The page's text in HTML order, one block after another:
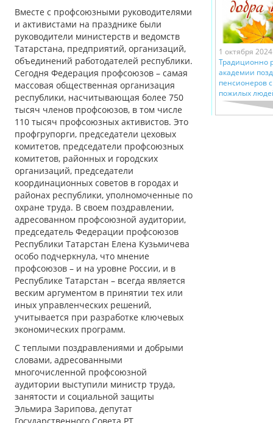
Вместе с профсоюзными руководителями
и активистами на празднике были
руководители министерств и ведомств
Татарстана, предприятий, организаций,
объединений работодателей республики.
Сегодня Федерация профсоюзов – самая
массовая общественная организация
республики, насчитывающая более 750
тысяч членов профсоюзов, в том числе
110 тысяч профсоюзных активистов. Это
профгрупорги, председатели цеховых
комитетов, председатели профсоюзных
комитетов, районных и городских
организаций, председатели
координационных советов в городах и
районах республики, уполномоченные по
охране труда. В своем поздравлении,
адресованном профсоюзной аудитории,
председатель Федерации профсоюзов
Республики Татарстан Елена Кузьмичева
особо подчеркнула, что мнение
профсоюзов – и на уровне России, и в
Республике Татарстан – всегда является
веским аргументом в принятии тех или
иных управленческих решений,
учитывается при разработке ключевых
экономических программ.
С теплыми поздравлениями и добрыми
словами, адресованными
многочисленной профсоюзной
аудитории выступили министр труда,
занятости и социальной защиты
Эльмира Зарипова, депутат
1 октября 2024
Традиционно
академии
пенсионеров
пожилых